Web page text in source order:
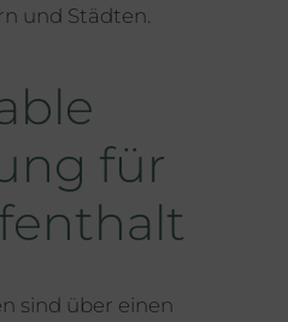
und Städten.
für
sind über einen